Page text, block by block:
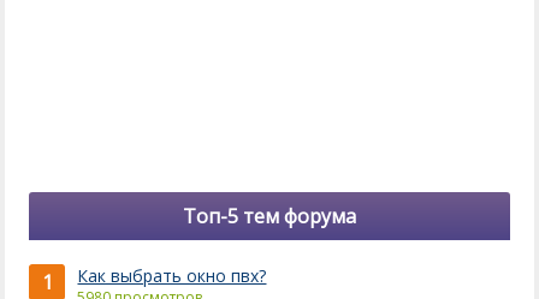
Топ-5 тем форума
1 Как выбрать окно пвх?